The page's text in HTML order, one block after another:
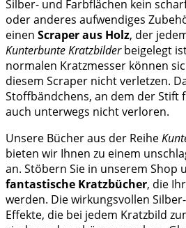
Silber- und Farbflächen kein
oder anderes aufwendiges
einen Scraper aus Holz, der
Kunterbunte Kratzbilderbeigelegt
normalen Kratzmesser können
diesem Scraper nicht verletzen.
Stoffbändchens, an dem der Stift
auch unterwegs nicht verloren.
Unsere Bücher aus der Reihe
bieten wir Ihnen zu einem
an. Stöbern Sie in unserem Shop
fantastische Kratzbücher, die
werden. Die wirkungsvollen
Effekte, die bei jedem Kratzbild